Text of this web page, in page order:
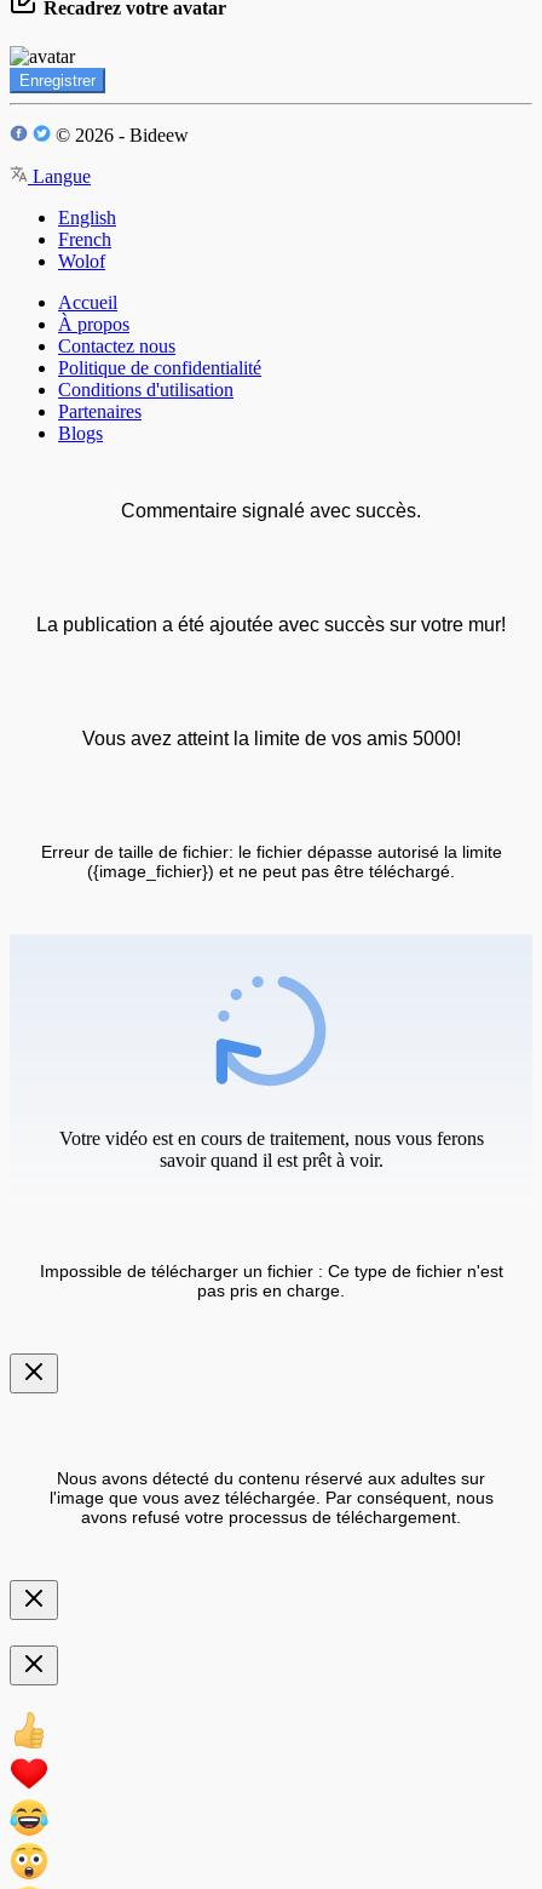
Recadrez votre avatar
Enregistrer
© 2026 - Bideew
Langue
English
French
Wolof
Accueil
À propos
Contactez nous
Politique de confidentialité
Conditions d'utilisation
Partenaires
Blogs
Commentaire signalé avec succès.
La publication a été ajoutée avec succès sur votre mur!
Vous avez atteint la limite de vos amis 5000!
Erreur de taille de fichier: le fichier dépasse autorisé la limite
({image_fichier}) et ne peut pas être téléchargé.
Votre vidéo est en cours de traitement, nous vous ferons
savoir quand il est prêt à voir.
Impossible de télécharger un fichier : Ce type de fichier n'est
pas pris en charge.
Nous avons détecté du contenu réservé aux adultes sur
l'image que vous avez téléchargée. Par conséquent, nous
avons refusé votre processus de téléchargement.